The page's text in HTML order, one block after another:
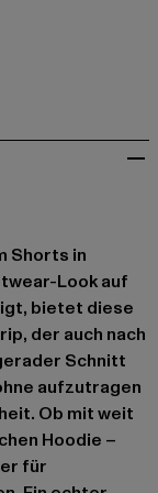
Shorts in
Look auf
bietet diese
der auch nach
Schnitt
aufzutragen
Ob mit weit
Hoodie –
für